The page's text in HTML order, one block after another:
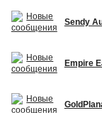
Sendy
Empire